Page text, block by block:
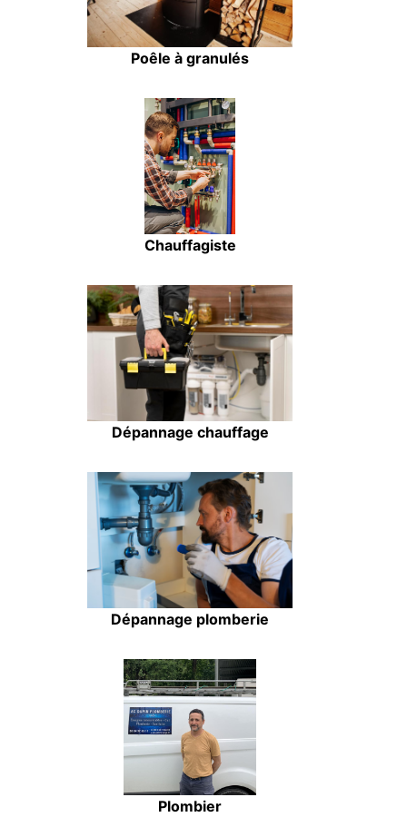
Poêle à granulés
Chauffagiste
Dépannage chauffage
Dépannage plomberie
Plombier